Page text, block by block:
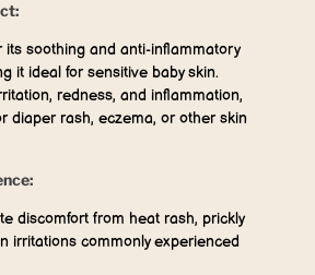
its soothing and anti-inflammatory
it ideal for sensitive baby skin.
redness, and inflammation,
diaper rash, eczema, or other skin
discomfort from heat rash, prickly
irritations commonly experienced